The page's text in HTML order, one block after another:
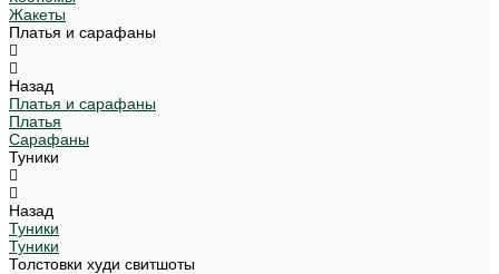
Жакеты
Платья и сарафаны
Назад
Платья и сарафаны
Платья
Сарафаны
Туники
Назад
Туники
Туники
Толстовки худи свитшоты